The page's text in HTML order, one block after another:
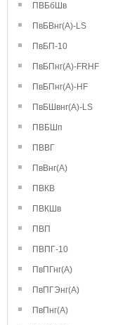
ПВБбШв
ПвБВнг(А)-LS
ПвБП-10
ПвБПнг(А)-FRHF
ПвБПнг(А)-HF
ПвБШвнг(А)-LS
ПВБШп
ПВВГ
ПвВнг(А)
ПВКВ
ПВКШв
ПВП
ПВПГ-10
ПвПГнг(А)
ПвПГЭнг(А)
ПвПнг(А)